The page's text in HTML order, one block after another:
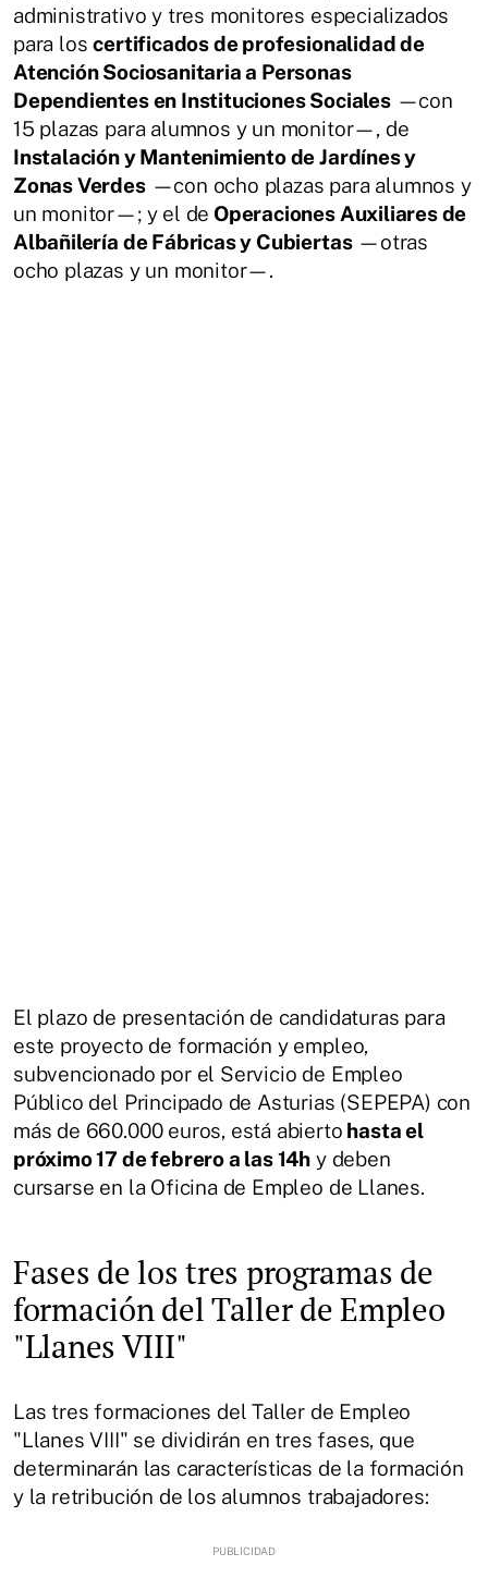
administrativo y tres monitores especializados
para loscertificados de profesionalidad de
Atención Sociosanitaria a Personas
Dependientes en Instituciones Sociales—con
15 plazas para alumnos y un monitor—, de
Instalación y Mantenimiento de Jardínes y
Zonas Verdes—con ocho plazas para alumnos y
un monitor—; y el de Operaciones Auxiliares de
Albañilería de Fábricas y Cubiertas—otras
ocho plazas y un monitor—.
El plazo de presentación de candidaturas para
este proyecto de formación y empleo,
subvencionado por el Servicio de Empleo
Público del Principado de Asturias (SEPEPA) con
más de 660.000 euros, está abierto hasta el
próximo 17 de febrero a las 14h y deben
cursarse en la Oficina de Empleo de Llanes.
Fases de los tres programas de
formación del Taller de Empleo
"Llanes VIII"
Las tres formaciones del Taller de Empleo
"Llanes VIII" se dividirán en tres fases, que
determinarán las características de la formación
y la retribución de los alumnos trabajadores: